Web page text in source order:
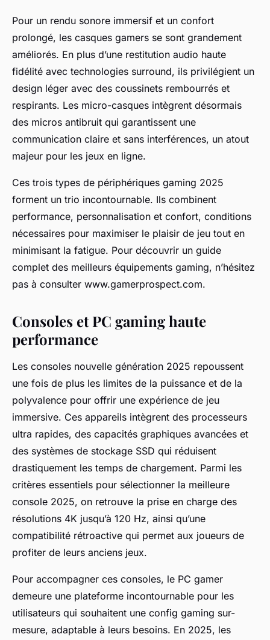
Pour un rendu sonore immersif et un confort
prolongé, les casques gamers se sont grandement
améliorés. En plus d’une restitution audio haute
fidélité avec technologies surround, ils privilégient un
design léger avec des coussinets rembourrés et
respirants. Les micro-casques intègrent désormais
des micros antibruit qui garantissent une
communication claire et sans interférences, un atout
majeur pour les jeux en ligne.
Ces trois types de périphériques gaming 2025
forment un trio incontournable. Ils combinent
performance, personnalisation et confort, conditions
nécessaires pour maximiser le plaisir de jeu tout en
minimisant la fatigue. Pour découvrir un guide
complet des meilleurs équipements gaming, n’hésitez
pas à consulter www.gamerprospect.com.
Consoles et PC gaming haute
performance
Les consoles nouvelle génération 2025 repoussent
une fois de plus les limites de la puissance et de la
polyvalence pour offrir une expérience de jeu
immersive. Ces appareils intègrent des processeurs
ultra rapides, des capacités graphiques avancées et
des systèmes de stockage SSD qui réduisent
drastiquement les temps de chargement. Parmi les
critères essentiels pour sélectionner la meilleure
console 2025, on retrouve la prise en charge des
résolutions 4K jusqu’à 120 Hz, ainsi qu’une
compatibilité rétroactive qui permet aux joueurs de
profiter de leurs anciens jeux.
Pour accompagner ces consoles, le PC gamer
demeure une plateforme incontournable pour les
utilisateurs qui souhaitent une config gaming sur-
mesure, adaptable à leurs besoins. En 2025, les